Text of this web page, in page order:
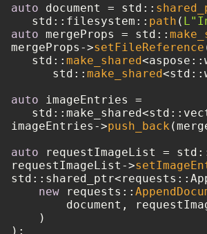
auto document = std::
   std::filesystem::
path (
auto mergeProps = std::
mergeProps->setFileReference
   std::
make_shared
      std::
make_shared
auto imageEntries =
imageEntries->push_back
auto requestImageList =
requestImageList->
new requests::
document,
    )